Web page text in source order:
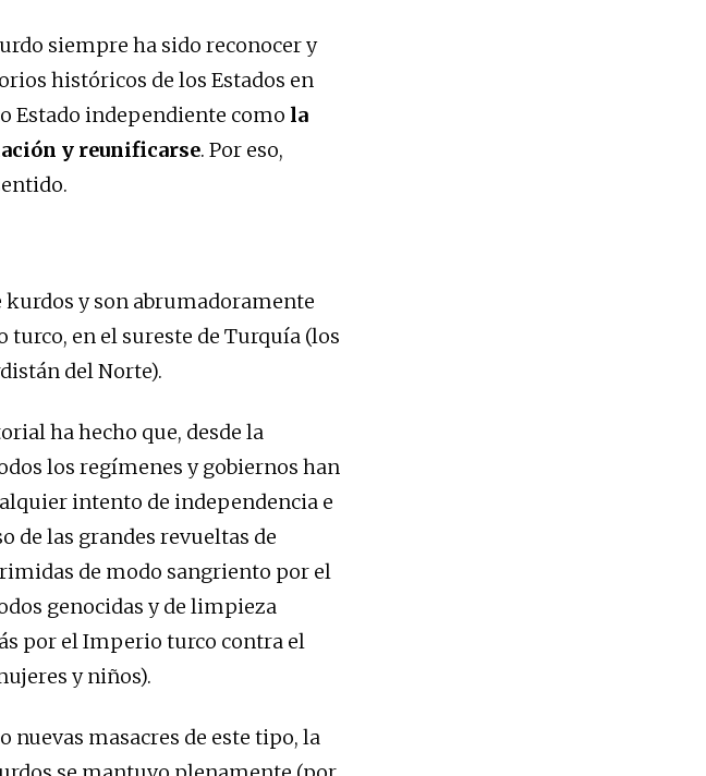
siempre ha sido reconocer y
históricos de los Estados en
Estado independiente como la
y reunificarse. Por eso,
kurdos y son abrumadoramente
en el sureste de Turquía (los
del Norte).
ha hecho que, desde la
los regímenes y gobiernos han
intento de independencia e
de las grandes revueltas de
de modo sangriento por el
genocidas y de limpieza
por el Imperio turco contra el
y niños).
nuevas masacres de este tipo, la